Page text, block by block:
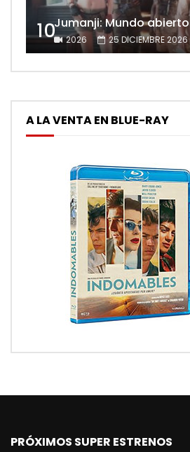
10Jumanji: Mundo abierto
2026 25 DICIEMBRE 2026
A LA VENTA EN BLUE-RAY
PRÓXIMOS SUPER ESTRENOS